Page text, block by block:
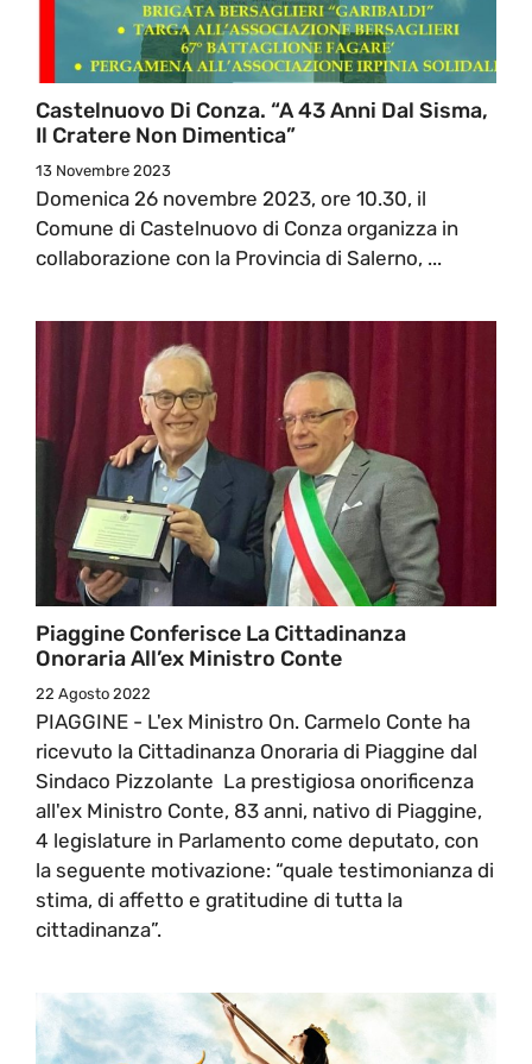
Castelnuovo Di Conza. “A 43 Anni Dal Sisma,
Il Cratere Non Dimentica”
13 Novembre 2023
Domenica 26 novembre 2023, ore 10.30, il
Comune di Castelnuovo di Conza organizza in
collaborazione con la Provincia di Salerno, ...
Piaggine Conferisce La Cittadinanza
Onoraria All’ex Ministro Conte
22 Agosto 2022
PIAGGINE - L'ex Ministro On. Carmelo Conte ha
ricevuto la Cittadinanza Onoraria di Piaggine dal
Sindaco Pizzolante La prestigiosa onorificenza
all'ex Ministro Conte, 83 anni, nativo di Piaggine,
4 legislature in Parlamento come deputato, con
la seguente motivazione: “quale testimonianza di
stima, di affetto e gratitudine di tutta la
cittadinanza”.